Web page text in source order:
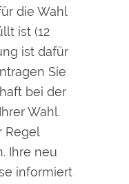
die Wahl
ist (12
ist dafür
Sie
bei der
Wahl.
Regel
Ihre neu
informiert